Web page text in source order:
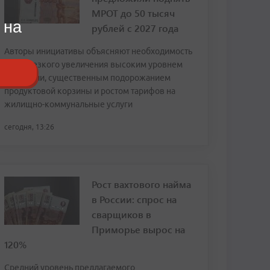
МРОТ до 50 тысяч
рублей с 2027 года
Авторы инициативы объясняют необходимость
столь резкого увеличения высоким уровнем
инфляции, существенным подорожанием
продуктовой корзины и ростом тарифов на
жилищно-коммунальные услуги
сегодня, 13:26
Рост вахтового найма
в России: спрос на
сварщиков в
Приморье вырос на
120%
Средний уровень предлагаемого